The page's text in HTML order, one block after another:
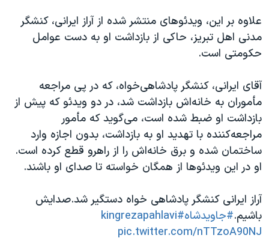
علاوه بر این، ویدئوهای منتشر شده از آراز ایرانی، کنشگر
مدنی اهل تبریز، حاکی از بازداشت او به دست عوامل
حکومتی است.
آقای ایرانی، کنشگر پادشاهی‌خواه، که در پی مراجعه
مأموران به خانه‌اش بازداشت شد، در دو ویدئو که پیش از
بازداشت او ضبط شده است، می‌گوید که مأمور
مراجعه‌کننده با تهدید او به بازداشت، بدون اجازه وارد
ساختمان شده و برق خانه‌اش را از راهرو قطع کرده است.
او در این ویدئوها از همگان خواسته تا صدای او باشند.
آراز ایرانی کنشگر پادشاهی خواه دستگیر شد.صدایش
باشیم.#جاویدشاه#kingrezapahlavi
pic.twitter.com/nTTzoA90NJ